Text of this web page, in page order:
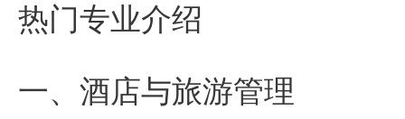
热门专业介绍
一、酒店与旅游管理